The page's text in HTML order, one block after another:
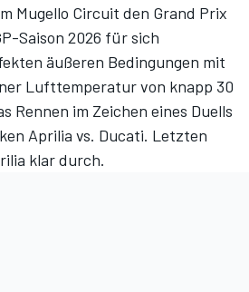
Mugello Circuit den Grand Prix
Saison 2026 für sich
äußeren Bedingungen mit
Lufttemperatur von knapp 30
Rennen im Zeichen eines Duells
Aprilia vs. Ducati. Letzten
klar durch.